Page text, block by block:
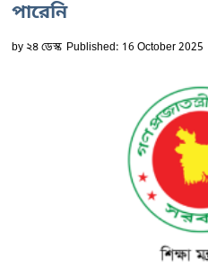
পারেনি
by২৪ ডেস্ক Published: 16 October 2025